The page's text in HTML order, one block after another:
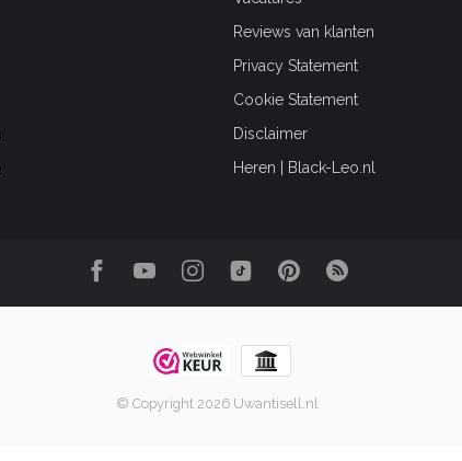
Reviews van klanten
Privacy Statement
Cookie Statement
Disclaimer
Heren | Black-Leo.nl
© Copyright 2026 Uwantisell.nl